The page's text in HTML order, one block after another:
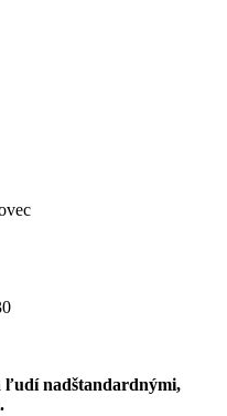
ľudí nadštandardnými,